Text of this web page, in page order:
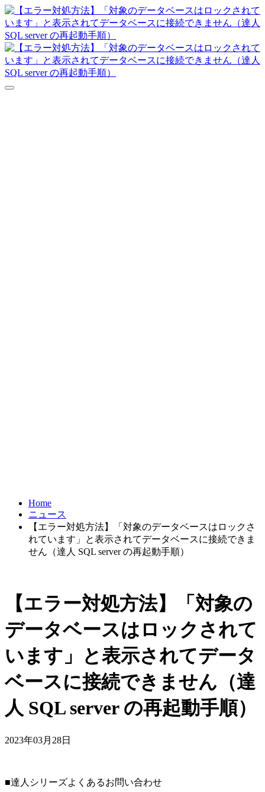
Home
ニュース
【エラー対処方法】「対象のデータベースはロックさ
れています」と表示されてデータベースに接続できま
せん（達人 SQL server の再起動手順）
【エラー対処方法】「対象の
データベースはロックされて
います」と表示されてデータ
ベースに接続できません（達
人 SQL server の再起動手順）
2023年03月28日
■達人シリーズよくあるお問い合わせ